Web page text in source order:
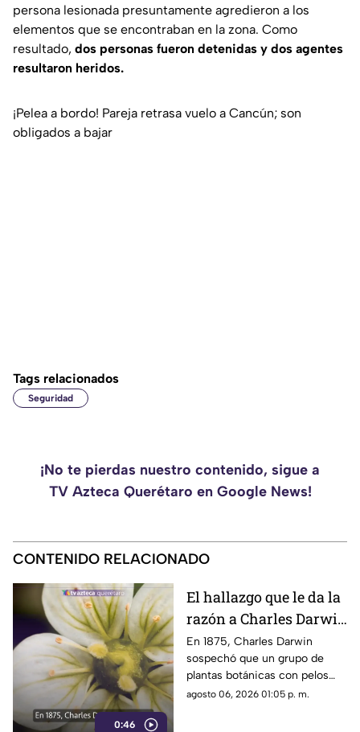
persona lesionada presuntamente agredieron a los
elementos que se encontraban en la zona. Como
resultado, dos personas fueron detenidas y dos agentes
resultaron heridos.
¡Pelea a bordo! Pareja retrasa vuelo a Cancún; son
obligados a bajar
Tags relacionados
Seguridad
¡No te pierdas nuestro contenido, sigue a
TV Azteca Querétaro en Google News!
CONTENIDO RELACIONADO
0:46
El hallazgo que le da la
razón a Charles Darwin
siglo y medio más
tarde: hallan rara
planta carnívora
En 1875, Charles Darwin
sospechó que un grupo de
plantas botánicas con pelos
pegajosos alimentaba su
agosto 06, 2026 01:05 p. m.